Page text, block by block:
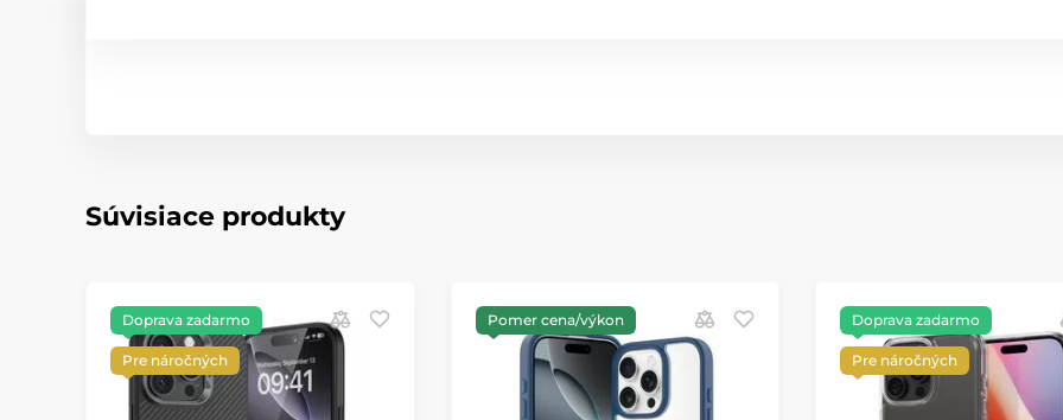
Súvisiace produkty
Doprava zadarmo
Pre náročných
Pomer cena/výkon Doprava zadarmo
Pre náročných